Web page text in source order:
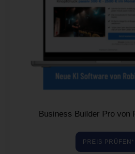
Business Builder Pro von
PREIS PRÜFEN*